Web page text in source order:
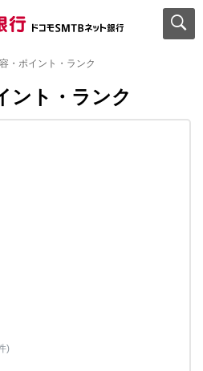
・ポイント・ランク
ント・ランク
)